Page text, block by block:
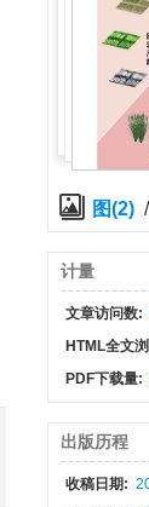
图(2)/
计量
文章访问数:
HTML全文
PDF下载量:
出版历程
收稿日期: